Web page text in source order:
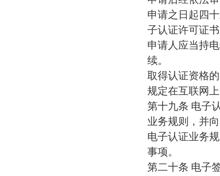
申请之日起四
子认证许可证
申请人应当持
续。
取得认证资格
规定在互联网
第十九条 电子
业务规则，并
电子认证业务
事项。
第二十条 电子